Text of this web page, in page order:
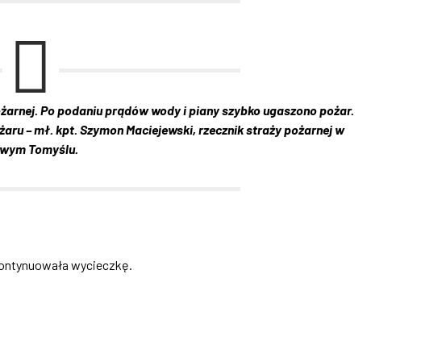
Po podaniu prądów wody i piany szybko ugaszono pożar.
– mł. kpt. Szymon Maciejewski, rzecznik straży pożarnej w
Tomyślu.
wycieczkę.